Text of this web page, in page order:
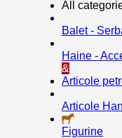
All
Balet -
Haine -
&
Articole
Articole
Figurine